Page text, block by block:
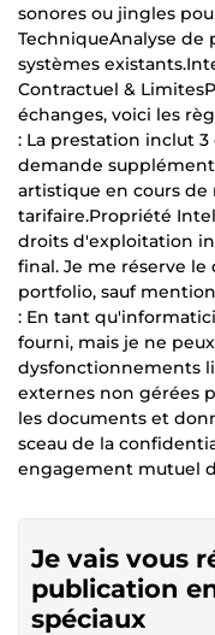
sonores ou jingles
TechniqueAnalyse de
systèmes
Contractuel &
échanges, voici les
: La prestation inclut 3
demande
artistique en cours
tarifaire.Propriété
droits d'exploitation
final. Je me réserve
portfolio, sauf
: En tant
fourni, mais je ne
dysfonctionnements
externes non gérées
les documents et
sceau de la
engagement mutuel
Je vais vous
publication
spéciaux